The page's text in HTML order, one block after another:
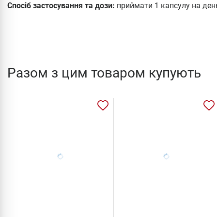
Спосіб застосування та дози: приймати 1 капсулу на
Разом з цим товаром купують